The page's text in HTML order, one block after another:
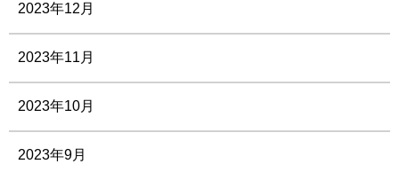
2023年12月
2023年11月
2023年10月
2023年9月